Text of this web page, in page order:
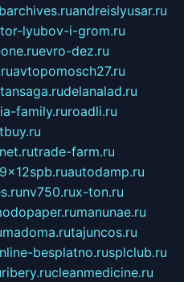
andreislyusar.ru
tor-lyubov-i-grom.ru
evro-dez.ru
avtopomosch27.ru
delanalad.ru
family.ruroadli.ru
trade-farm.ru
autodamp.ru
nv750.rux-ton.ru
manunae.ru
madoma.rutajuncos.ru
besplatno.rusplclub.ru
ribery.rucleanmedicine.ru